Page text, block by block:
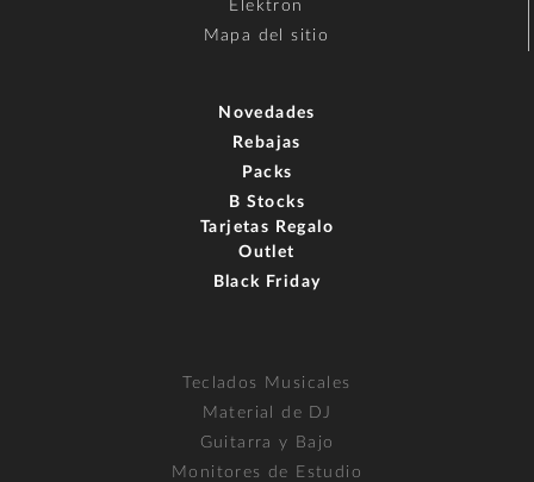
Elektron
Mapa del sitio
Novedades
Rebajas
Packs
B Stocks
Tarjetas Regalo
Outlet
Black Friday
Teclados Musicales
Material de DJ
Guitarra y Bajo
Monitores de Estudio